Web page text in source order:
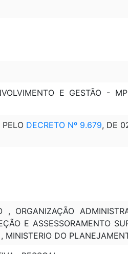
E GESTÃO -
DECRETO Nº 9.679, DE
, ORGANIZAÇÃO
E ASSESSORAMENTO
MINISTERIO DO